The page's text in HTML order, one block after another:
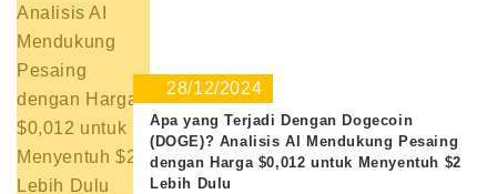
28/12/2024
Apa yang Terjadi Dengan Dogecoin
(DOGE)? Analisis AI Mendukung Pesaing
dengan Harga $0,012 untuk Menyentuh $2
Lebih Dulu